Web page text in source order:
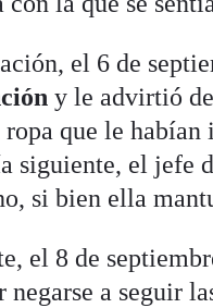
el 6 de
y le advirtió
que le habían
siguiente, el jefe
si bien ella
el 8 de
negarse a seguir